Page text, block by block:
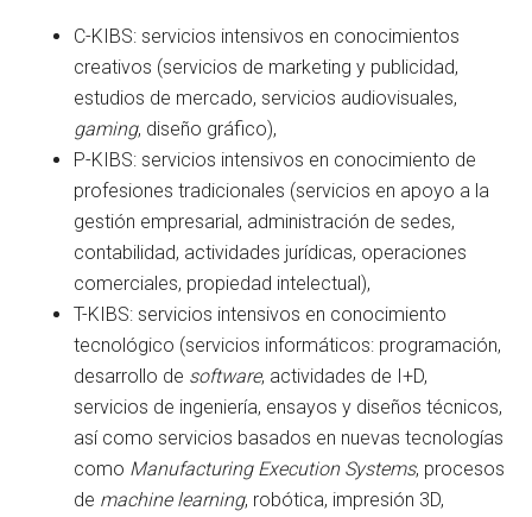
C-KIBS: servicios intensivos en conocimientos
creativos (servicios de marketing y publicidad,
estudios de mercado, servicios audiovisuales,
gaming, diseño gráfico),
P-KIBS: servicios intensivos en conocimiento de
profesiones tradicionales (servicios en apoyo a la
gestión empresarial, administración de sedes,
contabilidad, actividades jurídicas, operaciones
comerciales, propiedad intelectual),
T-KIBS: servicios intensivos en conocimiento
tecnológico (servicios informáticos: programación,
desarrollo de software, actividades de I+D,
servicios de ingeniería, ensayos y diseños técnicos,
así como servicios basados en nuevas tecnologías
como Manufacturing Execution Systems, procesos
de machine learning, robótica, impresión 3D,